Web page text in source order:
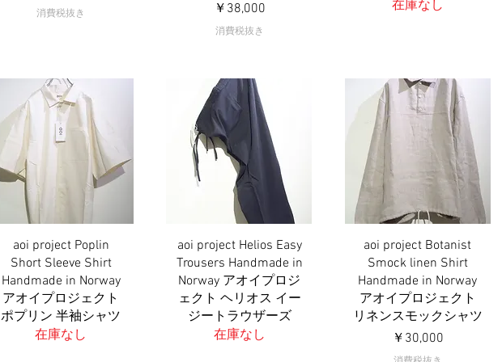
消費税抜き 価格
￥38,000
消費税抜き
在庫なし
クイックビュー
aoi project Poplin
Short Sleeve Shirt
Handmade in Norway
アオイプロジェクト
ポプリン 半袖シャツ
在庫なし
クイックビュー
aoi project Helios Easy
Trousers Handmade in
Norway アオイプロジ
ェクト ヘリオス イー
ジートラウザーズ
在庫なし
クイックビュー
aoi project Botanist
Smock linen Shirt
Handmade in Norway
アオイプロジェクト
リネンスモックシャツ
価格
￥30,000